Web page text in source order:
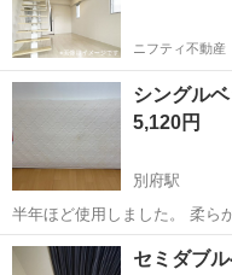
ニフティ不動産
シングル
5,120円
別府駅
半年ほど使用しました。 柔ら
ます。
大分 別府市 別府駅
セミダブ